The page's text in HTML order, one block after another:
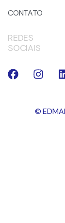
CONTATO
REDES
SOCIAIS
©